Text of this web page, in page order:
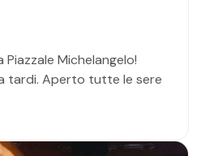
Michelangelo!
tardi. Aperto tutte le sere